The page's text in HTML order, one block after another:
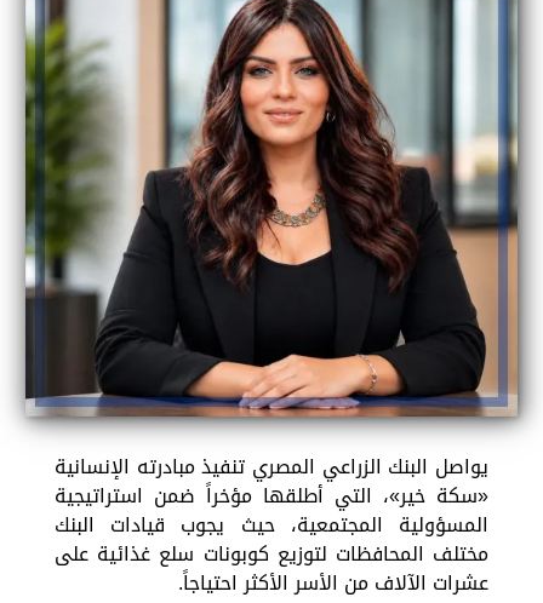
يواصل البنك الزراعي المصري تنفيذ مبادرته الإنسانية
«سكة خير»، التي أطلقها مؤخراً ضمن استراتيجية
المسؤولية المجتمعية، حيث يجوب قيادات البنك
مختلف المحافظات لتوزيع كوبونات سلع غذائية على
عشرات الآلاف من الأسر الأكثر احتياجاً.